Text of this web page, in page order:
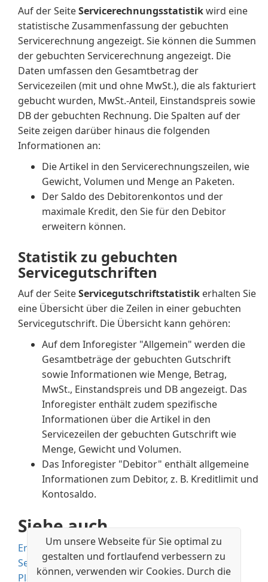
Um unsere Webseite für Sie optimal zu
gestalten und fortlaufend verbessern zu
können, verwenden wir Cookies. Durch die
Auf der SeiteServicerechnungsstatistikwird eine
statistische Zusammenfassung der gebuchten
Servicerechnung angezeigt. Sie können die Summen
der gebuchten Servicerechnung angezeigt. Die
Daten umfassen den Gesamtbetrag der
Servicezeilen (mit und ohne MwSt.), die als fakturiert
gebucht wurden, MwSt.-Anteil, Einstandspreis sowie
DB der gebuchten Rechnung. Die Spalten auf der
Seite zeigen darüber hinaus die folgenden
Informationen an:
Die Artikel in den Servicerechnungszeilen, wie
Gewicht, Volumen und Menge an Paketen.
Der Saldo des Debitorenkontos und der
maximale Kredit, den Sie für den Debitor
erweitern können.
Statistik zu gebuchten
Servicegutschriften
Auf der SeiteServicegutschriftstatistik erhalten Sie
eine Übersicht über die Zeilen in einer gebuchten
Servicegutschrift. Die Übersicht kann gehören:
Auf dem Inforegister "Allgemein" werden die
Gesamtbeträge der gebuchten Gutschrift
sowie Informationen wie Menge, Betrag,
MwSt., Einstandspreis und DB angezeigt. Das
Inforegister enthält zudem spezifische
Informationen über die Artikel in den
Servicezeilen der gebuchten Gutschrift wie
Menge, Gewicht und Volumen.
Das Inforegister "Debitor" enthält allgemeine
Informationen zum Debitor, z. B. Kreditlimit und
Kontosaldo.
Siehe auch
Erstellen von Serviceaufträgen
Serviceartikel erstellen
Planungsservice